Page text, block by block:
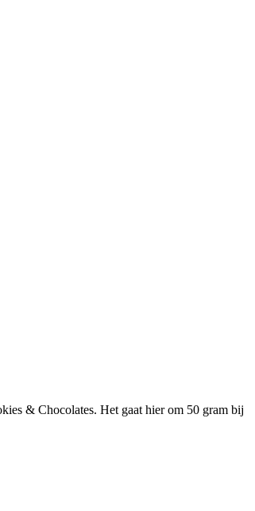
& Chocolates. Het gaat hier om 50 gram bij